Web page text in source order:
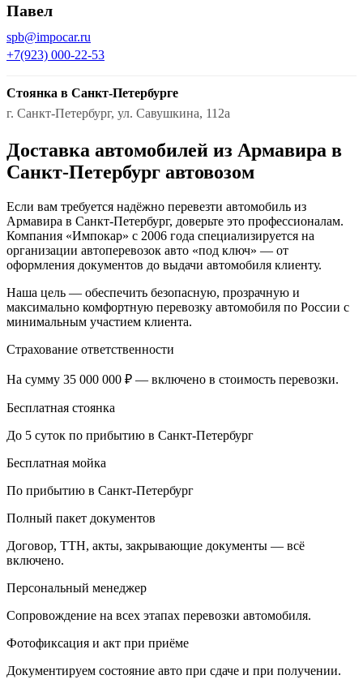
Павел
spb@impocar.ru
+7(923) 000-22-53
Стоянка в Санкт-Петербурге
г. Санкт-Петербург, ул. Савушкина, 112а
Доставка автомобилей из Армавира в
Санкт-Петербург автовозом
Если вам требуется надёжно перевезти автомобиль из
Армавира в Санкт-Петербург, доверьте это профессионалам.
Компания «Импокар» с 2006 года специализируется на
организации автоперевозок авто «под ключ» — от
оформления документов до выдачи автомобиля клиенту.
Наша цель — обеспечить безопасную, прозрачную и
максимально комфортную перевозку автомобиля по России с
минимальным участием клиента.
Страхование ответственности
На сумму 35 000 000 ₽ — включено в стоимость перевозки.
Бесплатная стоянка
До 5 суток по прибытию в Санкт-Петербург
Бесплатная мойка
По прибытию в Санкт-Петербург
Полный пакет документов
Договор, ТТН, акты, закрывающие документы — всё
включено.
Персональный менеджер
Сопровождение на всех этапах перевозки автомобиля.
Фотофиксация и акт при приёме
Документируем состояние авто при сдаче и при получении.